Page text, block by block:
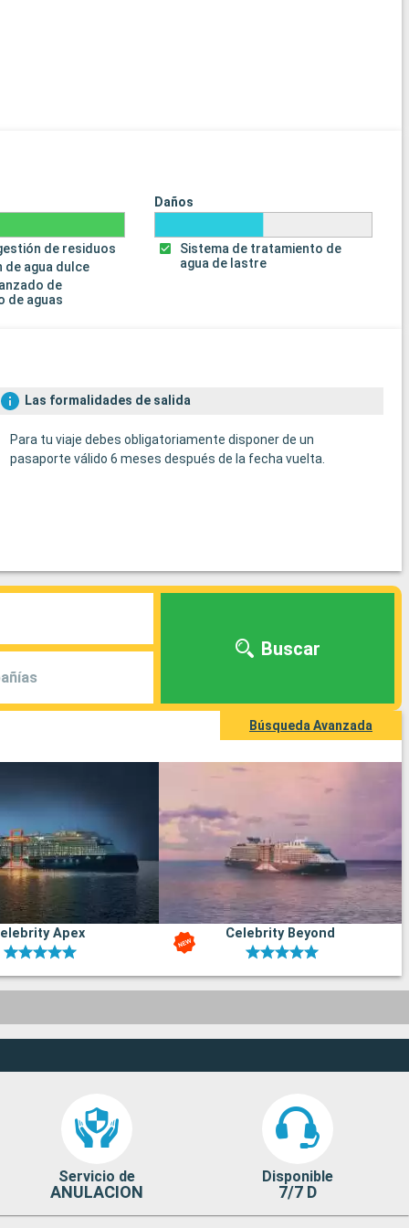
de residuos
de agua dulce
de
de aguas
Daños
Sistema de tratamiento de
agua de lastre
Las formalidades de salida
Para tu viaje debes obligatoriamente disponer de un
pasaporte válido 6 meses después de la fecha vuelta.
Buscar
Búsqueda Avanzada
Apex Celebrity Beyond
Servicio de
ANULACION
Disponible
7/7 D